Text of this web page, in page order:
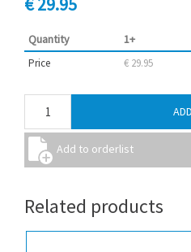
Quantity 1+
Price € 29.95
Related products